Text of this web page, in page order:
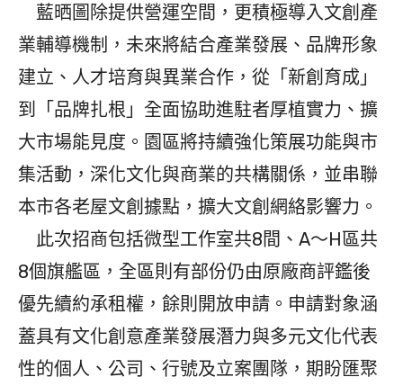
藍晒圖除提供營運空間，更積極導入文創產
業輔導機制，未來將結合產業發展、品牌形象
建立、人才培育與異業合作，從「新創育成」
到「品牌扎根」全面協助進駐者厚植實力、擴
大市場能見度。園區將持續強化策展功能與市
集活動，深化文化與商業的共構關係，並串聯
本市各老屋文創據點，擴大文創網絡影響力。
此次招商包括微型工作室共8間、A～H區共
8個旗艦區，全區則有部份仍由原廠商評鑑後
優先續約承租權，餘則開放申請。申請對象涵
蓋具有文化創意產業發展潛力與多元文化代表
性的個人、公司、行號及立案團隊，期盼匯聚